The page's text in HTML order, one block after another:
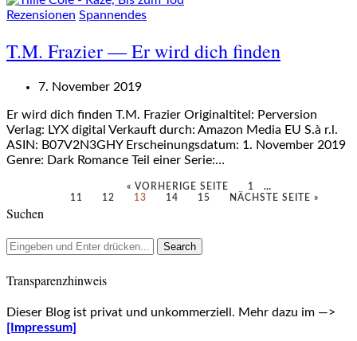
Rezensionen Spannendes
T.M. Frazier — Er wird dich finden
7. November 2019
Er wird dich finden T.M. Frazier Originaltitel: Perversion
Verlag: LYX digital Verkauft durch: Amazon Media EU S.à r.l.
ASIN: B07V2N3GHY Erscheinungsdatum: 1. November 2019
Genre: Dark Romance Teil einer Serie:…
« VORHERIGE SEITE 1
…
11
12 13 14 15 NÄCHSTE SEITE »
Suchen
Transparenzhinweis
Dieser Blog ist privat und unkommerziell. Mehr dazu im —>
[Impressum]